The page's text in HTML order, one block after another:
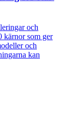
och
kärnor som ger
och
kan